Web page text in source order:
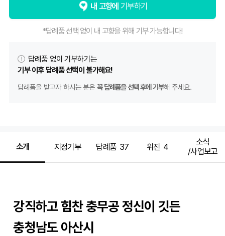
내 고향에 기부하기
*답례품 선택 없이 내 고향을 위해 기부 가능합니다!
답례품 없이 기부하기는
기부 이후 답례품 선택이 불가해요!
답례품을 받고자 하시는 분은꼭 답례품을 선택 후에 기부해 주세요.
소개 지정기부 답례품 37 위진 4
소식
/사업보고
강직하고 힘찬 충무공 정신이 깃든
충청남도 아산시